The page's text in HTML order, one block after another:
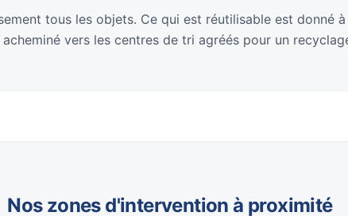
tous les objets. Ce qui est réutilisable est donné
vers les centres de tri agréés pour un
Nos zones d'intervention à proximité